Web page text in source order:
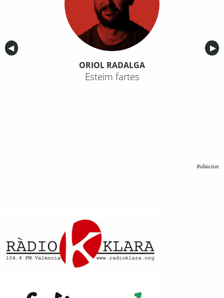
Anterior
◀︎ ▶︎
ORIOL RADALGA
Esteim fartes
Publicitat